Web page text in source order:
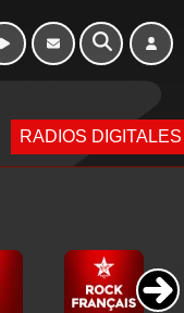
RADIOS DIGITALES
Morning - 6h à 10h